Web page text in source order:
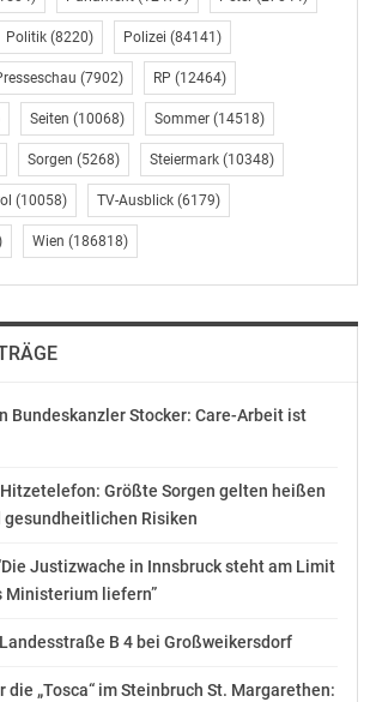
allesamt aus privaten
Instituten, wie zum Beispiel der U.S.
Site, der Ronald Reagan
der Barack Obama Presidential
Portrait Gallery oder dem Chicago
Die Ausstellung wird bis Ende 2018
Presidential Library and Museum
ist definitiv einen Besuch wert.
Alan Lowe betont, dass „Illinois
zu formen, und ebenso umgekehrt:
Medien interaktiv gestaltete
von 9 bis 17 Uhr geöffnet. Die
Illinois to the White House“ läuft bis
Christine Hobler
Illinois
Politik (8220) Polizei (84141)
(7902) RP (12464)
Seiten (10068) Sommer (14518)
Sorgen (5268) Steiermark (10348)
(10058) TV-Ausblick (6179)
Wien (186818)
Bundeskanzler Stocker: Care-Arbeit ist
Größte Sorgen gelten heißen
gesundheitlichen Risiken
Justizwache in Innsbruck steht am Limit
Ministerium liefern”
B 4 bei Großweikersdorf
die „Tosca“ im Steinbruch St. Margarethen: